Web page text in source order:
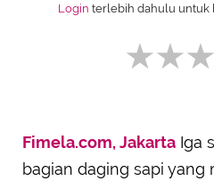
Login terlebih dahulu untuk
SUBMIT
Fimela.com, Jakarta Iga
bagian daging sapi yang